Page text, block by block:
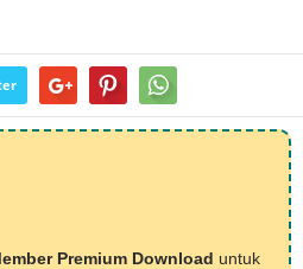
Premium Download untuk